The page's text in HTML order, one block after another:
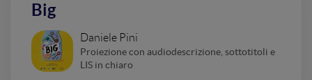
Big
Daniele Pini
Proiezione con audiodescrizione, sottotitoli e
LIS in chiaro